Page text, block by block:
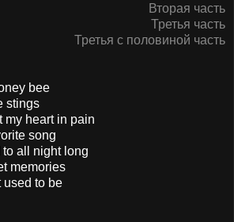
Вторая часть
Третья часть
Третья с половиной часть
bee
stings
my heart in pain
song
all night long
memories
used to be